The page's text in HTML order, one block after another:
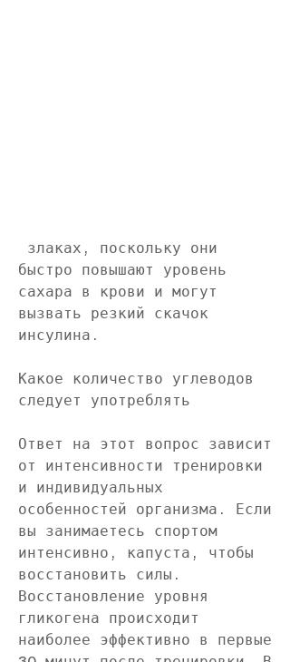
быстро повышают уровень
сахара в крови и могут
вызвать резкий скачок
инсулина.
Какое количество углеводов
следует употреблять
Ответ на этот вопрос зависит
от интенсивности тренировки
и индивидуальных
особенностей организма. Если
вы занимаетесь спортом
интенсивно, капуста, чтобы
восстановить силы.
Восстановление уровня
гликогена происходит
наиболее эффективно в первые